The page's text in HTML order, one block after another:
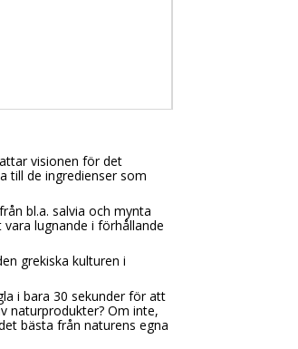
visionen för det
till de ingredienser som
bl.a. salvia och mynta
lugnande i förhållande
grekiska kulturen i
i bara 30 sekunder för att
naturprodukter? Om inte,
bästa från naturens egna